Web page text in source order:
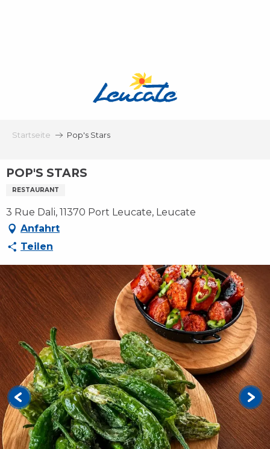
Startseite Pop's Stars
POP'S STARS
RESTAURANT
3 Rue Dali, 11370 Port Leucate, Leucate
Anfahrt
Teilen